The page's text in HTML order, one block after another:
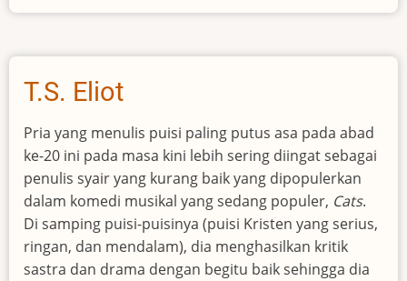
Maritain
T.S. Eliot
Pria yang menulis puisi paling putus asa pada abad
ke-20 ini pada masa kini lebih sering diingat sebagai
penulis syair yang kurang baik yang dipopulerkan
dalam komedi musikal yang sedang populer, Cats.
Di samping puisi-puisinya (puisi Kristen yang serius,
ringan, dan mendalam), dia menghasilkan kritik
sastra dan drama dengan begitu baik sehingga dia